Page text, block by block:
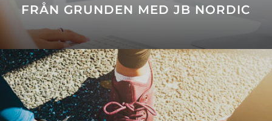
FRÅN GRUNDEN MED JB NORDIC